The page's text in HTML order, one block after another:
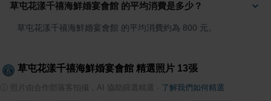
草屯花漾千禧海鮮婚宴會館 的平均消費是多少？
草屯花漾千禧海鮮婚宴會館 的平均消費約為 800 元。
草屯花漾千禧海鮮婚宴會館 精選照片 13張
照片由合作部落客拍攝，AI 協助篩選精選 了解我們如何精選